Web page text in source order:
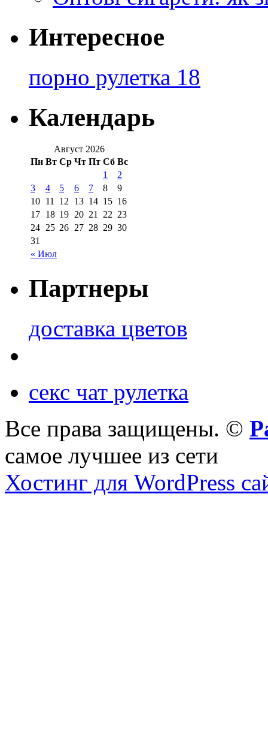
Интересное
порно рулетка 18
Календарь
Август 2026
Пн Вт Ср Чт Пт Сб Вс
« Июл
1
2
3
4 5 6 7 8
9
10 11 12 13 14 15 16
17 18 19 20 21 22 23
24 25 26 27 28 29 30
31
Партнеры
доставка цветов
секс чат рулетка
Все права защищены. ©
самое лучшее из сети
Хостинг для WordPress